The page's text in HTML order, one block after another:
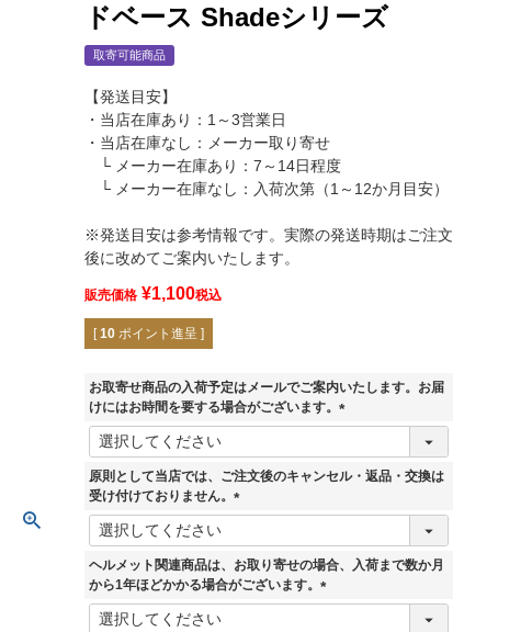
ドベース Shadeシリーズ
取寄可能商品
【発送目安】
・当店在庫あり：1～3営業日
・当店在庫なし：メーカー取り寄せ
└ メーカー在庫あり：7～14日程度
└ メーカー在庫なし：入荷次第（1～12か月目安）
※発送目安は参考情報です。実際の発送時期はご注文
後に改めてご案内いたします。
販売価格 ¥1,100税込
[ 10 ポイント進呈 ]
お取寄せ商品の入荷予定はメールでご案内いたします。お届
けにはお時間を要する場合がございます。
(
須
原則として当店では、ご注文後のキャンセル・返品・交換は
受け付けておりません。
(
須
)
ヘルメット関連商品は、お取り寄せの場合、入荷まで数か月
から1年ほどかかる場合がございます。
(